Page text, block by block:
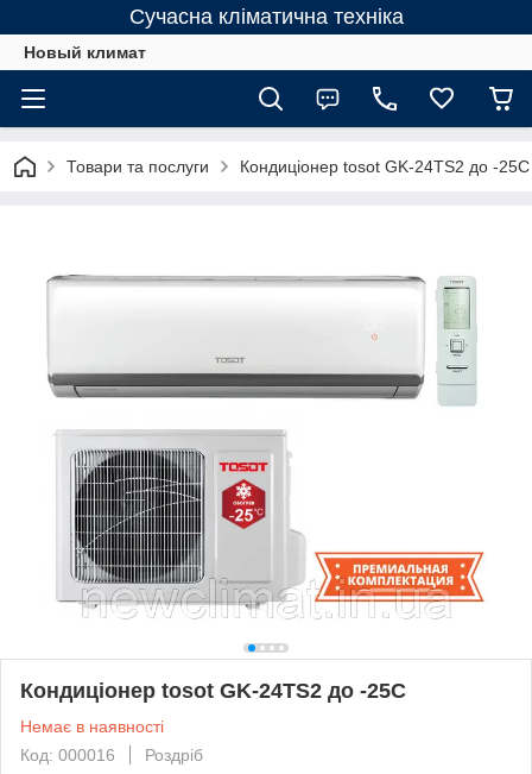
Сучасна кліматична техніка
Новый климат
Товари та послуги Кондиціонер tosot GK-24TS2 до -25С
Кондиціонер tosot GK-24TS2 до -25С
Немає в наявності
Код: 000016
Роздріб